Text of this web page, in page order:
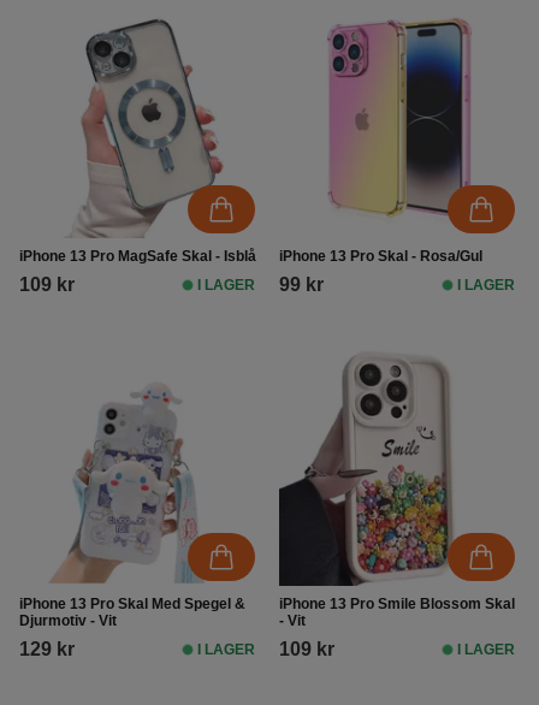
iPhone 13 Pro MagSafe Skal - Isblå
109 kr I LAGER
iPhone 13 Pro Skal - Rosa/Gul
99 kr I LAGER
iPhone 13 Pro Skal Med Spegel &
Djurmotiv - Vit
129 kr I LAGER
iPhone 13 Pro Smile Blossom Skal
- Vit
109 kr I LAGER